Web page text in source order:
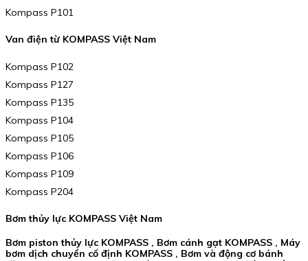
Kompass P101
Van điện từ KOMPASS Việt Nam
Kompass P102
Kompass P127
Kompass P135
Kompass P104
Kompass P105
Kompass P106
Kompass P109
Kompass P204
Bơm thủy lực KOMPASS Việt Nam
Bơm piston thủy lực KOMPASS , Bơm cánh gạt KOMPASS , Máy
bơm dịch chuyển cố định KOMPASS , Bơm và động cơ bánh